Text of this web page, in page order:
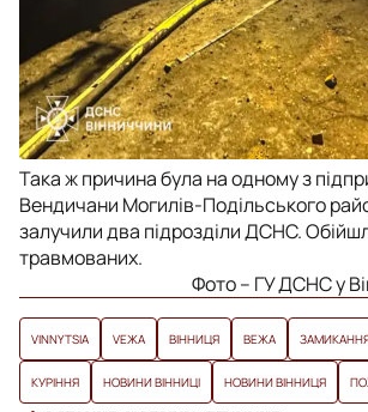
Така ж причина була на одному з
Вендичани Могилів-Подільського
залучили два підрозділи ДСНС.
травмованих.
Фото – ГУ ДСНС у
VINNYTSIA VЕЖА ВІННИЦЯ ВЕЖА
КУРІННЯ НОВИНИ ВІННИЦІ НОВИНИ ВІННИЦЯ